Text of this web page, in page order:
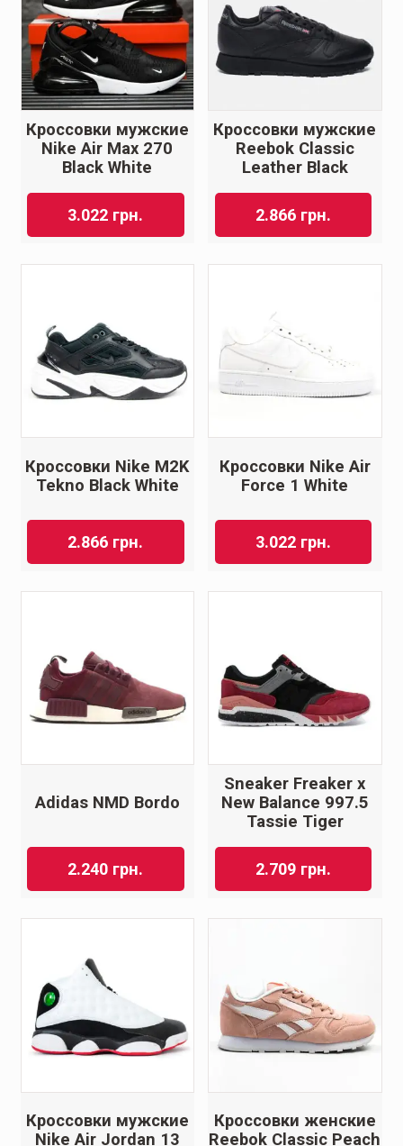
Кроссовки мужские
Nike Air Max 270
Black White
3.022 грн.
Кроссовки мужские
Reebok Classic
Leather Black
2.866 грн.
Кроссовки Nike M2K
Tekno Black White
2.866 грн.
Кроссовки Nike Air
Force 1 White
3.022 грн.
Adidas NMD Bordo
2.240 грн.
Sneaker Freaker x
New Balance 997.5
Tassie Tiger
2.709 грн.
Кроссовки мужские
Nike Air Jordan 13
Кроссовки женские
Reebok Classic Peach